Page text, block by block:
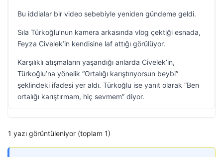
Bu iddialar bir video sebebiyle yeniden gündeme geldi.
Sıla Türkoğlu’nun kamera arkasında vlog çektiği esnada,
Feyza Civelek’in kendisine laf attığı görülüyor.
Karşılıklı atışmaların yaşandığı anlarda Civelek’in,
Türkoğlu’na yönelik “Ortalığı karıştırıyorsun beybi”
şeklindeki ifadesi yer aldı. Türkoğlu ise yanıt olarak “Ben
ortalığı karıştırmam, hiç sevmem” diyor.
1 yazı görüntüleniyor (toplam 1)